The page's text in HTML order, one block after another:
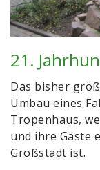
21.
Das bisher
Umbau eines
Tropenhaus,
und ihre Gäste
Großstadt ist.